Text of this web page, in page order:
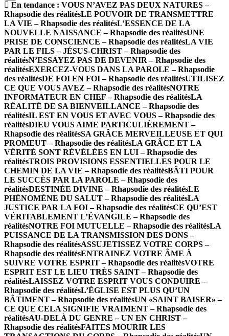
En tendance : VOUS N’AVEZ PAS DEUX NATURES –
Rhapsodie des réalitésLE POUVOIR DE TRANSMETTRE
LA VIE – Rhapsodie des réalitésL’ESSENCE DE LA
NOUVELLE NAISSANCE – Rhapsodie des réalitésUNE
PRISE DE CONSCIENCE – Rhapsodie des réalitésLA VIE
PAR LE FILS – JÉSUS-CHRIST – Rhapsodie des
réalitésN’ESSAYEZ PAS DE DEVENIR – Rhapsodie des
réalitésEXERCEZ-VOUS DANS LA PAROLE – Rhapsodie
des réalitésDE FOI EN FOI – Rhapsodie des réalitésUTILISEZ
CE QUE VOUS AVEZ – Rhapsodie des réalitésNOTRE
INFORMATEUR EN CHEF – Rhapsodie des réalitésLA
RÉALITÉ DE SA BIENVEILLANCE – Rhapsodie des
réalitésIL EST EN VOUS ET AVEC VOUS – Rhapsodie des
réalitésDIEU VOUS AIME PARTICULIÈREMENT –
Rhapsodie des réalitésSA GRÂCE MERVEILLEUSE ET QUI
PROMEUT – Rhapsodie des réalitésLA GRÂCE ET LA
VÉRITÉ SONT RÉVÉLÉES EN LUI – Rhapsodie des
réalitésTROIS PROVISIONS ESSENTIELLES POUR LE
CHEMIN DE LA VIE – Rhapsodie des réalitésBÂTI POUR
LE SUCCÈS PAR LA PAROLE – Rhapsodie des
réalitésDESTINÉE DIVINE – Rhapsodie des réalitésLE
PHÉNOMÈNE DU SALUT – Rhapsodie des réalitésLA
JUSTICE PAR LA FOI – Rhapsodie des réalitésCE QU’EST
VÉRITABLEMENT L’ÉVANGILE – Rhapsodie des
réalitésNOTRE FOI MUTUELLE – Rhapsodie des réalitésLA
PUISSANCE DE LA TRANSMISSION DES DONS –
Rhapsodie des réalitésASSUJETISSEZ VOTRE CORPS –
Rhapsodie des réalitésENTRAINEZ VOTRE ÂME À
SUIVRE VOTRE ESPRIT – Rhapsodie des réalitésVOTRE
ESPRIT EST LE LIEU TRÈS SAINT – Rhapsodie des
réalitésLAISSEZ VOTRE ESPRIT VOUS CONDUIRE –
Rhapsodie des réalitésL’ÉGLISE EST PLUS QU’UN
BÂTIMENT – Rhapsodie des réalitésUN «SAINT BAISER» –
CE QUE CELA SIGNIFIE VRAIMENT – Rhapsodie des
réalitésAU-DELÀ DU GENRE – UN EN CHRIST –
Rhapsodie des réalitésFAITES MOURIR LES